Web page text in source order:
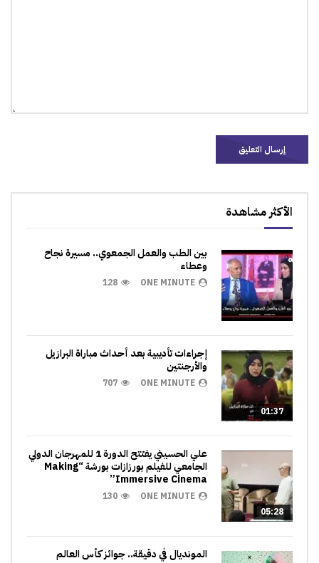
الأكثر مشاهدة
بين الطب والعمل الجمعوي.. مسيرة نجاح
وعطاء
ONE MINUTE
128
01:37
إجراءات تأديبية بعد أحداث مباراة البرازيل
والأرجنتين
ONE MINUTE
707
05:28
علي الحسيني يفتتح الدورة 1 للمهرجان الدولي
الجامعي للفيلم بورزازات بورشة “Making
Immersive Cinema”
ONE MINUTE
130
المونديال في دقيقة.. جوائز كأس العالم